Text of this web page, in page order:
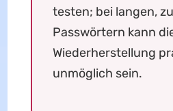
testen; bei langen,
Passwörtern kann
Wiederherstellung
unmöglich sein.